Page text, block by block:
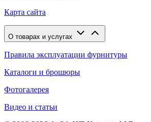
Карта сайта
О товарах и услугах
Правила эксплуатации фурнитуры
Каталоги и брошюры
Фотогалерея
Видео и статьи